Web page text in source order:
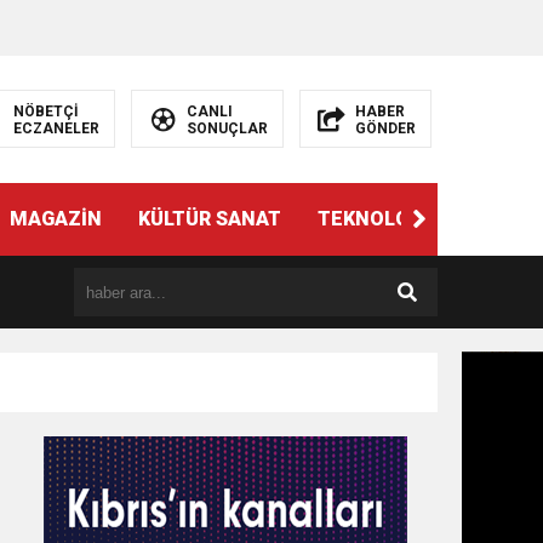
NÖBETÇİ
ECZANELER
CANLI
SONUÇLAR
HABER
GÖNDER
MAGAZİN KÜLTÜR SANAT TEKNOLOJİ